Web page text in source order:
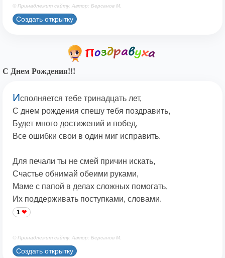
© Принадлежит сайту. Автор: Берсанов М.
Создать открытку
С Днем Рождения!!!
Исполняется тебе тринадцать лет,
С днем рождения спешу тебя поздравить,
Будет много достижений и побед,
Все ошибки свои в один миг исправить.
Для печали ты не смей причин искать,
Счастье обнимай обеими руками,
Маме с папой в делах сложных помогать,
Их поддерживать поступками, словами.
1
© Принадлежит сайту. Автор: Берсанов М.
Создать открытку